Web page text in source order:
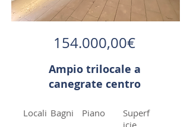
154.000,00€
Ampio trilocale a
canegrate centro
Locali Bagni Piano
Superf
icie